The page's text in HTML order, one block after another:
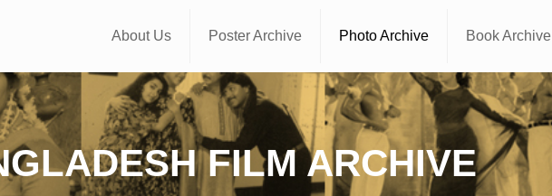
About Us Poster Archive Photo Archive Book Archive
FILM ARCHIVE